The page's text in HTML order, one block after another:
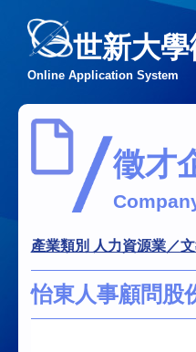
世新大
Online Application System
徵才
產業類別 人力資源業／
怡東人事顧問股